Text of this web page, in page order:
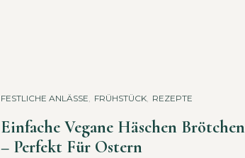
FESTLICHE ANLÄSSE, FRÜHSTÜCK, REZEPTE
Einfache Vegane Häschen Brötchen
– Perfekt Für Ostern